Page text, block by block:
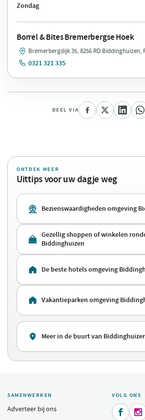
Zondag
Borrel & Bites Bremerbergse Hoek
Bremerbergdijk 35, 8256 RD Biddinghuizen,
0321 321 335
DEEL VIA
ONTDEK MEER
Uittips voor uw dagje weg
Bezienswaardigheden omgeving
Gezellig shoppen of winkelen
Biddinghuizen
De beste hotels omgeving
Vakantieparken omgeving
Meer in de buurt van
SAMENWERKEN
Adverteer bij ons
VOLG ONS
 